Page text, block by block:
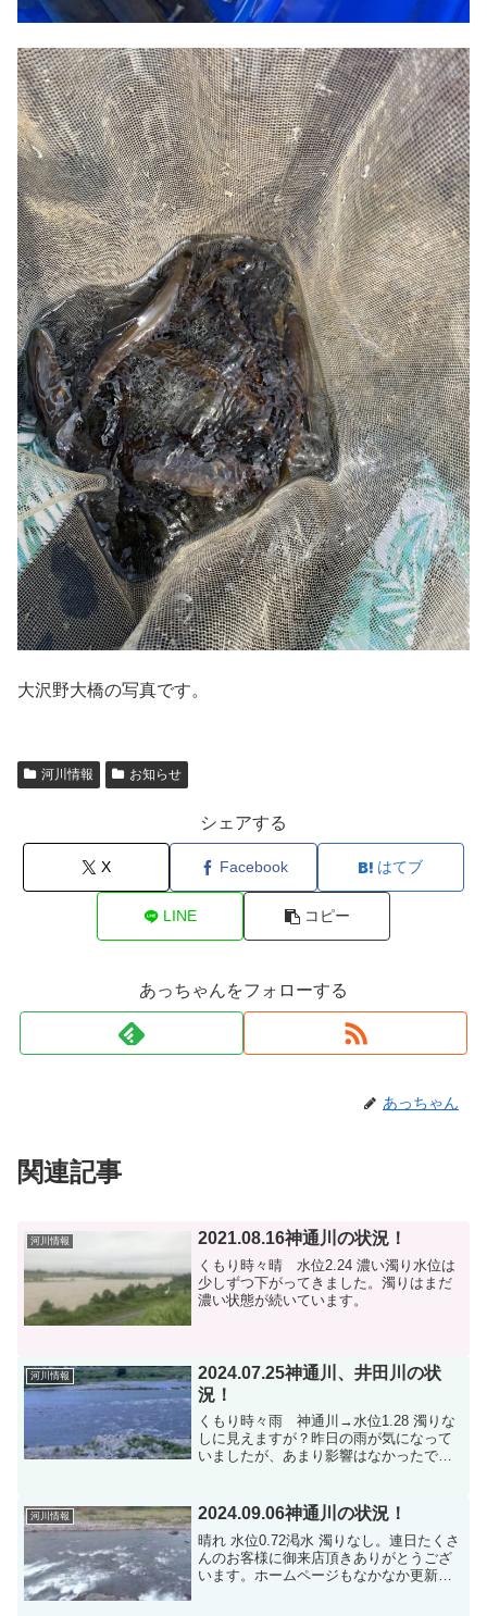
大沢野大橋の写真です。
河川情報 お知らせ
シェアする
X Facebook はてブ
LINE コピー
あっちゃんをフォローする
あっちゃん
関連記事
河川情報 2021.08.16神通川の状況！
くもり時々晴 水位2.24 濃い濁り水位は
少しずつ下がってきました。濁りはまだ
濃い状態が続いています。
河川情報
2024.07.25神通川、井田川の状
況！
くもり時々雨 神通川→水位1.28 濁りな
しに見えますが？昨日の雨が気になって
いましたが、あまり影響はなかったで
ます！
河川情報 2024.09.06神通川の状況！
晴れ 水位0.72渇水 濁りなし。連日たくさ
んのお客様に御来店頂きありがとうござ
います。ホームページもなかなか更新出